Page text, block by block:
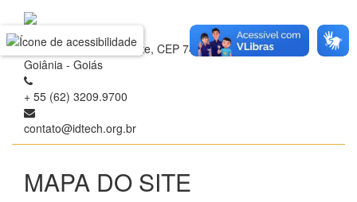
Rua 1 nº 60, Setor Oeste, CEP 74.115-040
Goiânia - Goiás
+ 55 (62) 3209.9700
contato@idtech.org.br
MAPA DO SITE